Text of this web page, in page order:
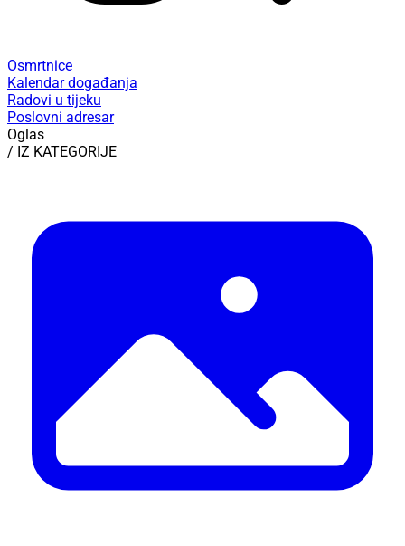
Osmrtnice
Kalendar događanja
Radovi u tijeku
Poslovni adresar
Oglas
/ IZ KATEGORIJE